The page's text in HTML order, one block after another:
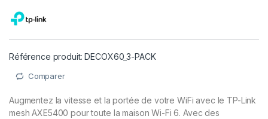
Référence produit: DECOX60_3-PACK
Comparer
Augmentez la vitesse et la portée de votre WiFi avec le TP-Link
mesh AXE5400 pour toute la maison Wi-Fi 6. Avec des